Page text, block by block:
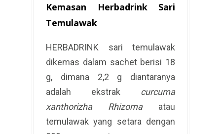
Kemasan Herbadrink Sari
Temulawak
HERBADRINK sari temulawak
dikemas dalam sachet berisi 18
g, dimana 2,2 g diantaranya
adalah ekstrak curcuma
xanthorizha Rhizomaatau
temulawak yang setara dengan